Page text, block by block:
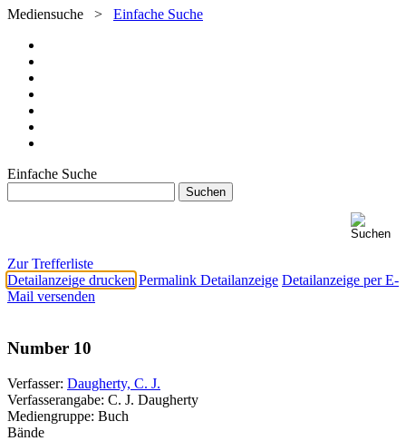
Mediensuche > Einfache Suche
Einfache Suche
Zur Trefferliste
Detailanzeige drucken Permalink Detailanzeige Detailanzeige per E-
Mail versenden
Number 10
Verfasser: Daugherty, C. J.
Verfasserangabe: C. J. Daugherty
Mediengruppe: Buch
Bände